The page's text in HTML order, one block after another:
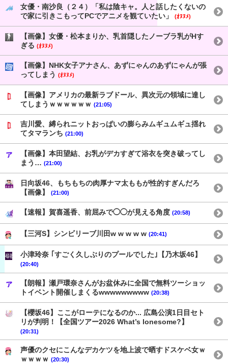
女優・南沙良（２４）「私は陰キャ。人と話したくないの
で家に引きこもってPCでアニメを観ていたい」
(ｵﾇﾇﾒ)
【画像】女優・松本まりか、乳首隠したノーブラ乳がHす
ぎる (ｵﾇﾇﾒ)
【画像】NHK女子アナさん、あずにゃんのあずにゃんが張
ってしまう (ｵﾇﾇﾒ)
【画像】アメリカの最新ラブドール、異次元の領域に達し
てしまうｗｗｗｗｗｗ (21:05)
吉川愛、縛られニットおっぱいの膨らみムギュムギュ揺れ
てタマランち (21:00)
【画像】本田望結、お乳がデカすぎて浴衣を突き破ってし
まう… (21:00)
日向坂46、もちもちの肉厚ナマ太ももが性的すぎんだろ
【画像】
(21:00)
【速報】賀喜遥香、前屈みで◯◯が見える角度 (20:58)
【三河S】シンビリーブ川田w w w w w (20:41)
小津玲奈 ｢すごく久しぶりのプールでした｣【乃木坂46】
(20:40)
【朗報】瀬戸環奈さんがお盆休みに全国で無料ツーショッ
トイベント開催しまくるwwwwwwwww (20:38)
【櫻坂46】ここがローテになるのか... 広島公演1日目セト
リが判明！【全国ツアー2026 What’s lonesome?】
(20:31)
声優のクセにこんなデカケツを地上波で晒すドスケベ女ｗ
ｗｗｗｗ (20:30)